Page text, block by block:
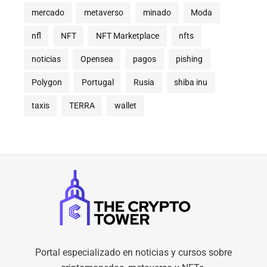
mercado metaverso minado Moda
nfl NFT NFT Marketplace nfts
noticias Opensea pagos pishing
Polygon Portugal Rusia shiba inu
taxis TERRA wallet
Portal especializado en noticias y cursos sobre